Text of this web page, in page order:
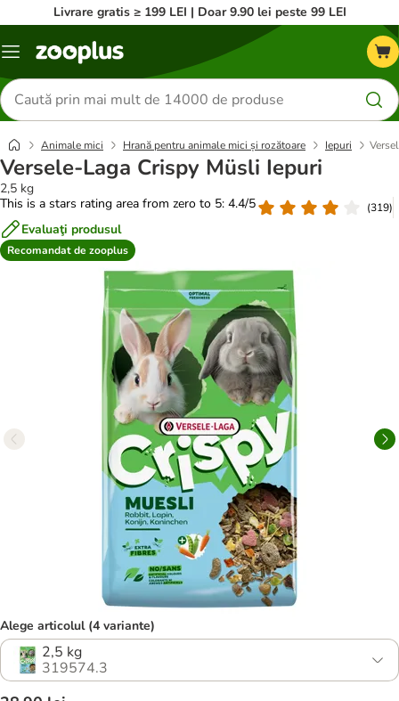
Livrare gratis ≥ 199 LEI | Doar 9.90 lei peste 99 LEI
Categorii
Căutare
produse
Animale mici Hrană pentru animale mici și rozătoare Iepuri
Versele-Laga Crispy Müsli Iepuri
2,5 kg
This is a stars rating area from zero to 5: 4.4/5
(319)
Evaluaţi produsul
Recomandat de zooplus
Alege articolul (4 variante)
2,5 kg
319574.3